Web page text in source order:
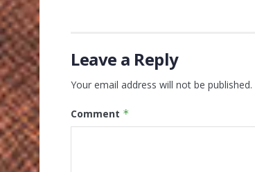
Leave a Reply
Your email address will not be published.
Comment *